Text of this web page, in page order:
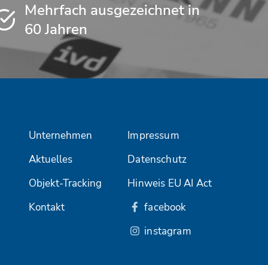
Mehrfach ausgezeichnet in
60 Jahren
Unternehmen
Aktuelles
Objekt-Tracking
Kontakt
Impressum
Datenschutz
Hinweis EU AI Act
facebook
instagram